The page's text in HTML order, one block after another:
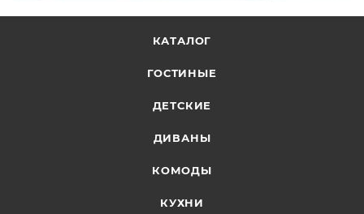
КАТАЛОГ
ГОСТИНЫЕ
ДЕТСКИЕ
ДИВАНЫ
КОМОДЫ
КУХНИ